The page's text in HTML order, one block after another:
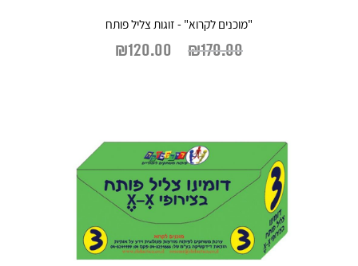
"מוכנים לקרוא" - זוגות צליל פותח
₪170.00
₪120.00